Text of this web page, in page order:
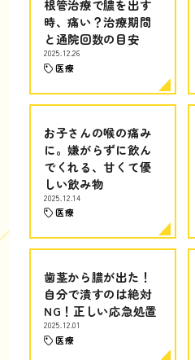
根管治療で膿を出す
時、痛い？治療期間
と通院回数の目安
2025.12.26
医療
お子さんの喉の痛み
に。嫌がらずに飲ん
でくれる、甘くて優
しい飲み物
2025.12.14
医療
歯茎から膿が出た！
自分で潰すのは絶対
NG！正しい応急処置
2025.12.01
医療